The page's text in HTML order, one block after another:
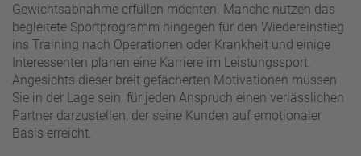
Gewichtsabnahme erfüllen möchten. Manche nutzen das
begleitete Sportprogramm hingegen für den Wiedereinstieg
ins Training nach Operationen oder Krankheit und einige
Interessenten planen eine Karriere im Leistungssport.
Angesichts dieser breit gefächerten Motivationen müssen
Sie in der Lage sein, für jeden Anspruch einen verlässlichen
Partner darzustellen, der seine Kunden auf emotionaler
Basis erreicht.